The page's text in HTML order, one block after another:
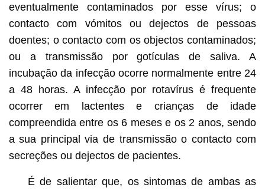
eventualmente contaminados por esse vírus; o
contacto com vómitos ou dejectos de pessoas
doentes; o contacto com os objectos contaminados;
ou a transmissão por gotículas de saliva. A
incubação da infecção ocorre normalmente entre 24
a 48 horas. A infecção por rotavírus é frequente
ocorrer em lactentes e crianças de idade
compreendida entre os 6 meses e os 2 anos, sendo
a sua principal via de transmissão o contacto com
secreções ou dejectos de pacientes.
É de salientar que, os sintomas de ambas as